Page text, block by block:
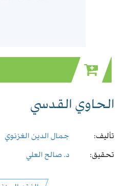
الحاوي القدسي
تأليف:
جمال الدين الغزنوي
تحقيق:
د. صالح العلي